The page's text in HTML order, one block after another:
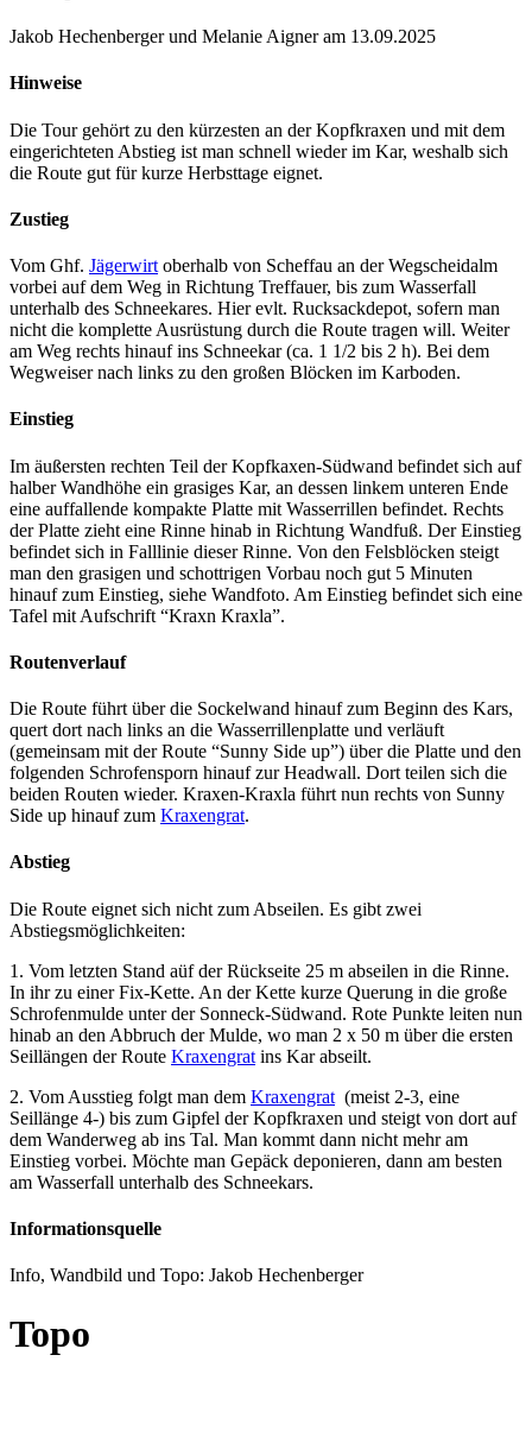
Jakob Hechenberger und Melanie Aigner am 13.09.2025
Hinweise
Die Tour gehört zu den kürzesten an der Kopfkraxen und mit dem
eingerichteten Abstieg ist man schnell wieder im Kar, weshalb sich
die Route gut für kurze Herbsttage eignet.
Zustieg
Vom Ghf. Jägerwirt oberhalb von Scheffau an der Wegscheidalm
vorbei auf dem Weg in Richtung Treffauer, bis zum Wasserfall
unterhalb des Schneekares. Hier evlt. Rucksackdepot, sofern man
nicht die komplette Ausrüstung durch die Route tragen will. Weiter
am Weg rechts hinauf ins Schneekar (ca. 1 1/2 bis 2 h). Bei dem
Wegweiser nach links zu den großen Blöcken im Karboden.
Einstieg
Im äußersten rechten Teil der Kopfkaxen-Südwand befindet sich auf
halber Wandhöhe ein grasiges Kar, an dessen linkem unteren Ende
eine auffallende kompakte Platte mit Wasserrillen befindet. Rechts
der Platte zieht eine Rinne hinab in Richtung Wandfuß. Der Einstieg
befindet sich in Falllinie dieser Rinne. Von den Felsblöcken steigt
man den grasigen und schottrigen Vorbau noch gut 5 Minuten
hinauf zum Einstieg, siehe Wandfoto. Am Einstieg befindet sich eine
Tafel mit Aufschrift “Kraxn Kraxla”.
Routenverlauf
Die Route führt über die Sockelwand hinauf zum Beginn des Kars,
quert dort nach links an die Wasserrillenplatte und verläuft
(gemeinsam mit der Route “Sunny Side up”) über die Platte und den
folgenden Schrofensporn hinauf zur Headwall. Dort teilen sich die
beiden Routen wieder. Kraxen-Kraxla führt nun rechts von Sunny
Side up hinauf zum Kraxengrat.
Abstieg
Die Route eignet sich nicht zum Abseilen. Es gibt zwei
Abstiegsmöglichkeiten:
1. Vom letzten Stand aüf der Rückseite 25 m abseilen in die Rinne.
In ihr zu einer Fix-Kette. An der Kette kurze Querung in die große
Schrofenmulde unter der Sonneck-Südwand. Rote Punkte leiten nun
hinab an den Abbruch der Mulde, wo man 2 x 50 m über die ersten
Seillängen der Route Kraxengrat ins Kar abseilt.
2. Vom Ausstieg folgt man dem Kraxengrat (meist 2-3, eine
Seillänge 4-) bis zum Gipfel der Kopfkraxen und steigt von dort auf
dem Wanderweg ab ins Tal. Man kommt dann nicht mehr am
Einstieg vorbei. Möchte man Gepäck deponieren, dann am besten
am Wasserfall unterhalb des Schneekars.
Informationsquelle
Info, Wandbild und Topo: Jakob Hechenberger
Topo